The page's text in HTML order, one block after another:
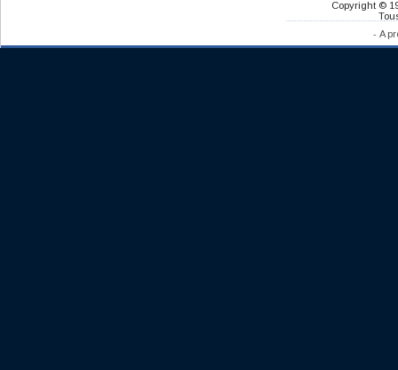
Copyright ©
- A